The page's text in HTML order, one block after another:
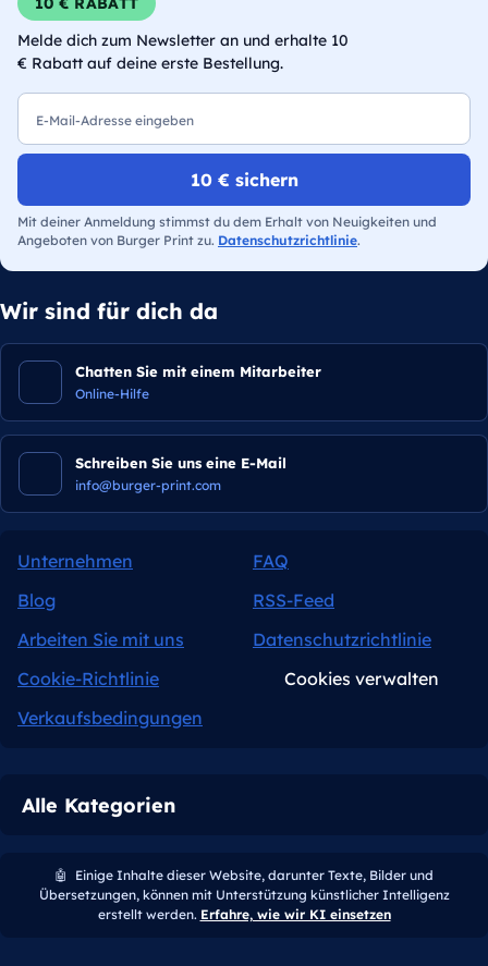
Melde dich zum Newsletter an und erhalte 10
€ Rabatt auf deine erste Bestellung.
10 € sichern
Mit deiner Anmeldung stimmst du dem Erhalt von Neuigkeiten und
Angeboten von Burger Print zu. Datenschutzrichtlinie.
Wir sind für dich da
Chatten Sie mit einem Mitarbeiter
Online-Hilfe
Schreiben Sie uns eine E-Mail
info@burger-print.com
Unternehmen
FAQ
Blog
RSS-Feed
Arbeiten Sie mit uns
Datenschutzrichtlinie
Cookie-Richtlinie
Cookies verwalten
Verkaufsbedingungen
Alle Kategorien
🤖
Einige Inhalte dieser Website, darunter Texte, Bilder und
Übersetzungen, können mit Unterstützung künstlicher Intelligenz
erstellt werden. Erfahre, wie wir KI einsetzen